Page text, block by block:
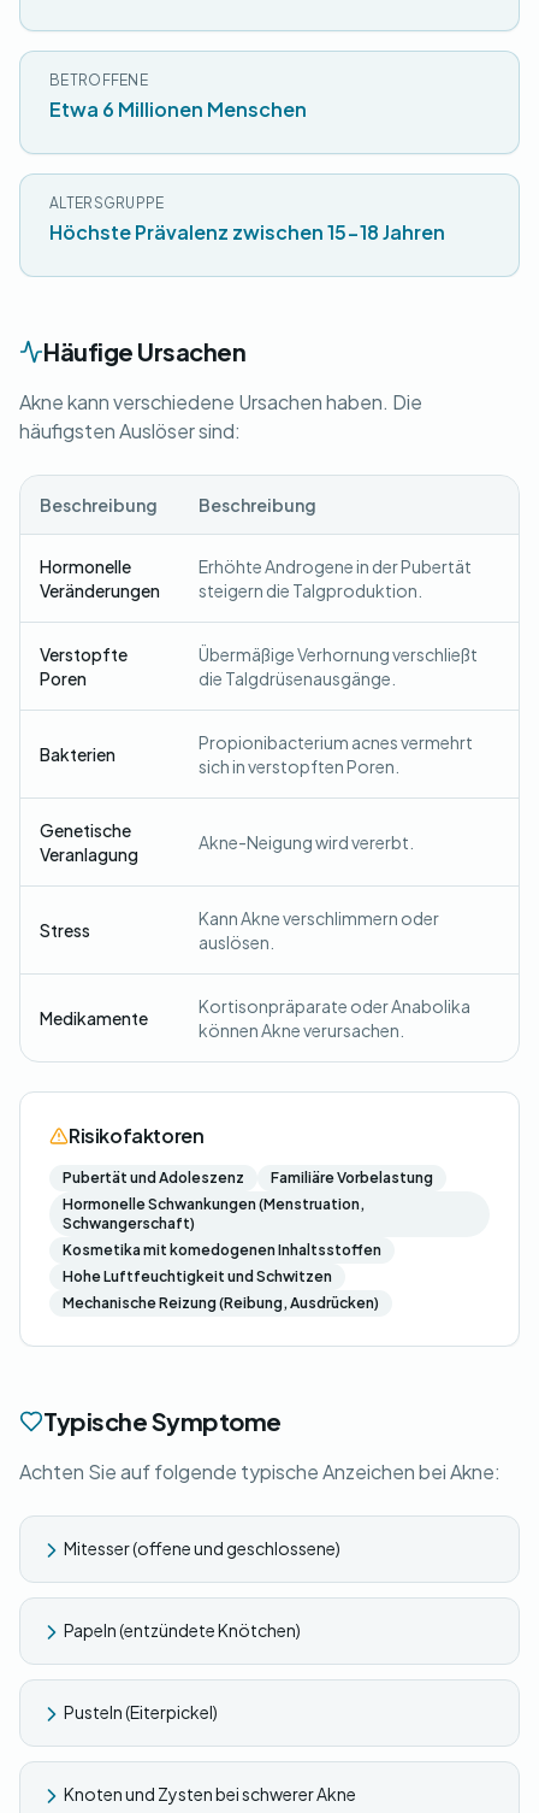
BETROFFENE
Etwa 6 Millionen Menschen
ALTERSGRUPPE
Höchste Prävalenz zwischen 15-18 Jahren
Häufige Ursachen
Akne kann verschiedene Ursachen haben. Die
häufigsten Auslöser sind:
Beschreibung Beschreibung
Hormonelle
Veränderungen
Erhöhte Androgene in der Pubertät
steigern die Talgproduktion.
Verstopfte
Poren
Übermäßige Verhornung verschließt
die Talgdrüsenausgänge.
Bakterien
Propionibacterium acnes vermehrt
sich in verstopften Poren.
Genetische
Veranlagung
Akne-Neigung wird vererbt.
Stress
Kann Akne verschlimmern oder
auslösen.
Medikamente
Kortisonpräparate oder Anabolika
können Akne verursachen.
Risikofaktoren
Pubertät und Adoleszenz
Familiäre Vorbelastung
Hormonelle Schwankungen (Menstruation,
Schwangerschaft)
Kosmetika mit komedogenen Inhaltsstoffen
Hohe Luftfeuchtigkeit und Schwitzen
Mechanische Reizung (Reibung, Ausdrücken)
Typische Symptome
Achten Sie auf folgende typische Anzeichen bei Akne:
Mitesser (offene und geschlossene)
Papeln (entzündete Knötchen)
Pusteln (Eiterpickel)
Knoten und Zysten bei schwerer Akne